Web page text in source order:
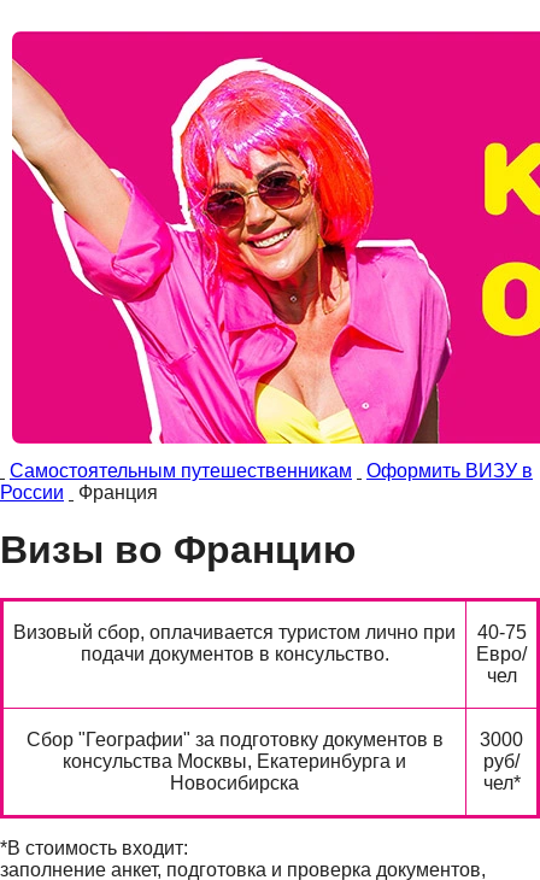
Самостоятельным путешественникам
Оформить ВИЗУ в
России
Франция
Визы во Францию
Визовый сбор, оплачивается туристом лично при
подачи документов в консульство.
40-75
Евро/
чел
Сбор "Географии" за подготовку документов в
консульства Москвы, Екатеринбурга и
Новосибирска
3000
руб/
чел*
*В стоимость входит:
заполнение анкет, подготовка и проверка документов,